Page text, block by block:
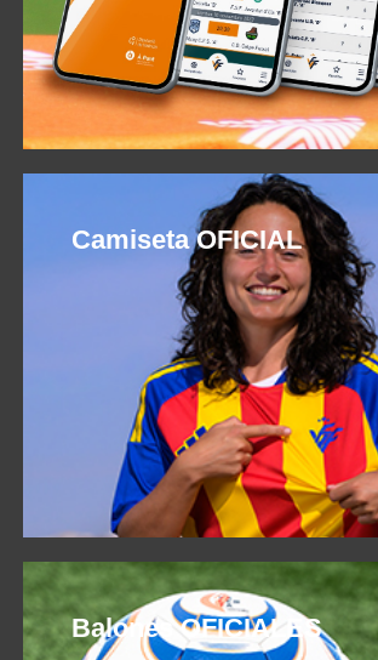
Camiseta OFICIAL
Balones OFICIALES